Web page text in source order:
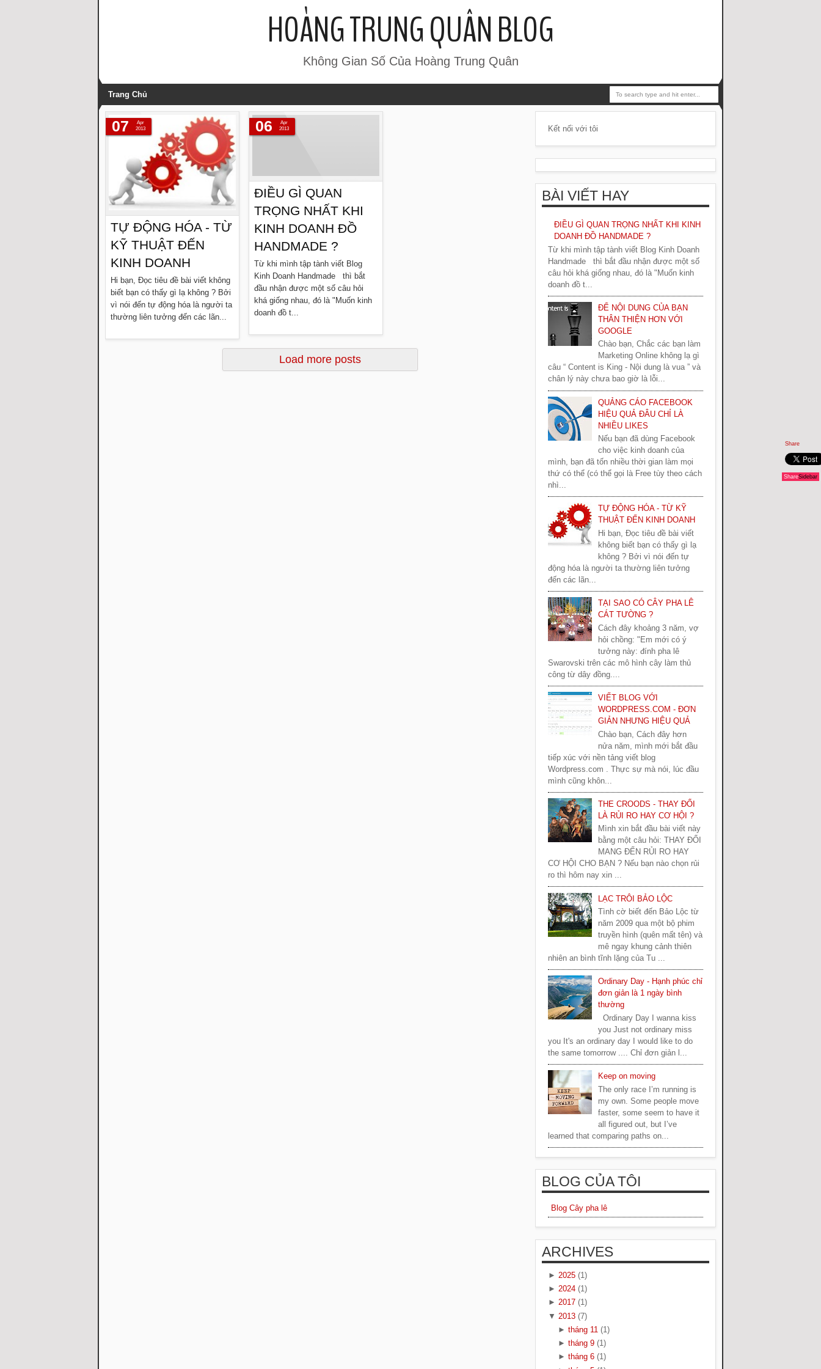
HOÀNG TRUNG QUÂN BLOG
Không Gian Số Của Hoàng Trung Quân
Trang Chủ
TỰ ĐỘNG HÓA - TỪ
KỸ THUẬT ĐẾN
KINH DOANH
Hi bạn, Đọc tiêu đề bài viết không
biết bạn có thấy gì lạ không ? Bởi
vì nói đến tự động hóa là người ta
thường liên tưởng đến các lãn...
Đọc thêm »
07
Apr
2013
ĐIỀU GÌ QUAN
TRỌNG NHẤT KHI
KINH DOANH ĐỒ
HANDMADE ?
Từ khi mình tập tành viết Blog
Kinh Doanh Handmade thì bắt
đầu nhận được một số câu hỏi
khá giống nhau, đó là "Muốn kinh
doanh đồ t...
06
Apr
2013
Load more posts
Kết nối với tôi
Share
ShareSidebar
BÀI VIẾT HAY
ĐIỀU GÌ QUAN TRỌNG NHẤT KHI KINH
DOANH ĐỒ HANDMADE ?
Từ khi mình tập tành viết Blog Kinh Doanh
Handmade thì bắt đầu nhận được một số
câu hỏi khá giống nhau, đó là "Muốn kinh
doanh đồ t...
ĐỂ NỘI DUNG CỦA BẠN
THÂN THIỆN HƠN VỚI
GOOGLE
Chào bạn, Chắc các bạn làm
Marketing Online không lạ gì
câu “ Content is King - Nội dung là vua ” và
chân lý này chưa bao giờ là lỗi...
QUẢNG CÁO FACEBOOK
HIỆU QUẢ ĐÂU CHỈ LÀ
NHIỀU LIKES
Nếu bạn đã dùng Facebook
cho việc kinh doanh của
mình, bạn đã tốn nhiều thời gian làm mọi
thứ có thể (có thể gọi là Free tùy theo cách
nhì...
TỰ ĐỘNG HÓA - TỪ KỸ
THUẬT ĐẾN KINH DOANH
Hi bạn, Đọc tiêu đề bài viết
không biết bạn có thấy gì lạ
không ? Bởi vì nói đến tự
động hóa là người ta thường liên tưởng
đến các lãn...
TẠI SAO CÓ CÂY PHA LÊ
CÁT TƯỜNG ?
Cách đây khoảng 3 năm, vợ
hỏi chồng: "Em mới có ý
tưởng này: đính pha lê
Swarovski trên các mô hình cây làm thủ
công từ dây đồng....
VIẾT BLOG VỚI
WORDPRESS.COM - ĐƠN
GIẢN NHƯNG HIỆU QUẢ
Chào bạn, Cách đây hơn
nửa năm, mình mới bắt đầu
tiếp xúc với nền tảng viết blog
Wordpress.com . Thực sự mà nói, lúc đầu
mình cũng khôn...
THE CROODS - THAY ĐỔI
LÀ RỦI RO HAY CƠ HỘI ?
Mình xin bắt đầu bài viết này
bằng một câu hỏi: THAY ĐỔI
MANG ĐẾN RỦI RO HAY
CƠ HỘI CHO BẠN ? Nếu bạn nào chọn rủi
ro thì hôm nay xin ...
LẠC TRÔI BẢO LỘC
Tình cờ biết đến Bảo Lộc từ
năm 2009 qua một bộ phim
truyền hình (quên mất tên) và
mê ngay khung cảnh thiên
nhiên an bình tĩnh lặng của Tu ...
Ordinary Day - Hạnh phúc chỉ
đơn giản là 1 ngày bình
thường
Ordinary Day I wanna kiss
you Just not ordinary miss
you It's an ordinary day I would like to do
the same tomorrow .... Chỉ đơn giản l...
Keep on moving
The only race I’m running is
my own. Some people move
faster, some seem to have it
all figured out, but I’ve
learned that comparing paths on...
BLOG CỦA TÔI
Blog Cây pha lê
ARCHIVES
► 2025 (1)
► 2024 (1)
► 2017 (1)
▼ 2013 (7)
► tháng 11 (1)
► tháng 9 (1)
► tháng 6 (1)